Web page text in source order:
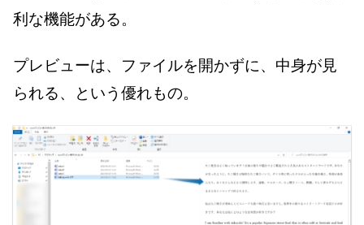
利な機能がある。
プレビューは、ファイルを開かずに、中身が見
られる、という優れもの。